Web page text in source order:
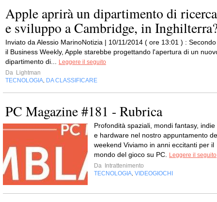
Apple aprirà un dipartimento di ricerca
e sviluppo a Cambridge, in
Inviato da Alessio MarinoNotizia | 10/11/2014 ( ore 13:01 ) : Secondo
il Business Weekly, Apple starebbe progettando l'apertura di un
dipartimento di...
Leggere il seguito
Da Lightman
TECNOLOGIA DA CLASSIFICARE
PC Magazine #181 - Rubrica
Profondità spaziali, mondi fantasy, indie
e hardware nel nostro appuntamento
weekend Viviamo in anni eccitanti per il
mondo del gioco su PC.
Leggere il seguito
Da
Intrattenimento
TECNOLOGIA VIDEOGIOCHI